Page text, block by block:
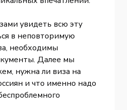
увидеть всю эту
в неповторимую
необходимы
Далее мы
нужна ли виза на
и что именно надо